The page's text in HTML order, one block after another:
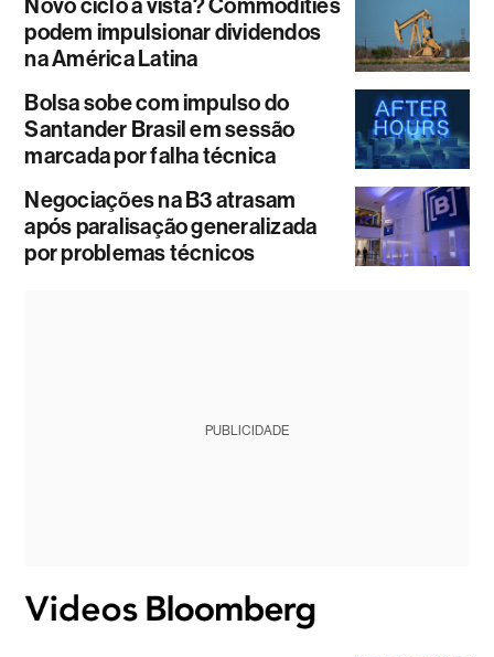
podem impulsionar dividendos
na América Latina
Bolsa sobe com impulso do
Santander Brasil em sessão
marcada por falha técnica
Negociações na B3 atrasam
após paralisação generalizada
por problemas técnicos
PUBLICIDADE